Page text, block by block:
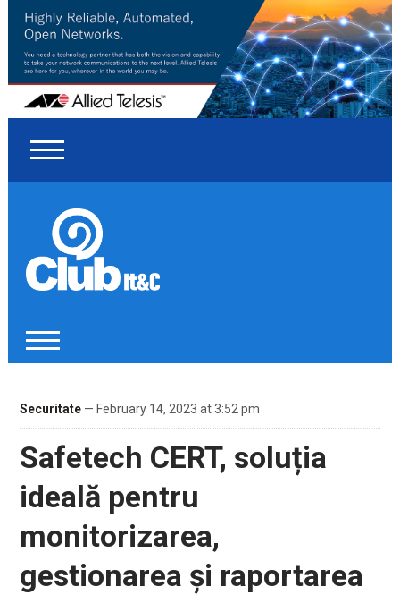
Securitate— February 14, 2023 at 3:52 pm
Safetech CERT, soluția
ideală pentru
monitorizarea,
gestionarea și raportarea